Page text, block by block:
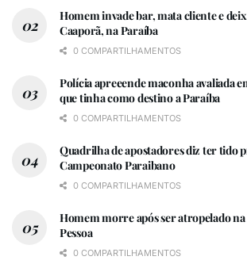
Homem invade bar, mata cliente e
Caaporã, na Paraíba
0 COMPARTILHAMENTOS
Polícia apreeende maconha avaliada
que tinha como destino a Paraíba
0 COMPARTILHAMENTOS
Quadrilha de apostadores diz ter tido
Campeonato Paraibano
0 COMPARTILHAMENTOS
Homem morre após ser atropelado na
Pessoa
0 COMPARTILHAMENTOS